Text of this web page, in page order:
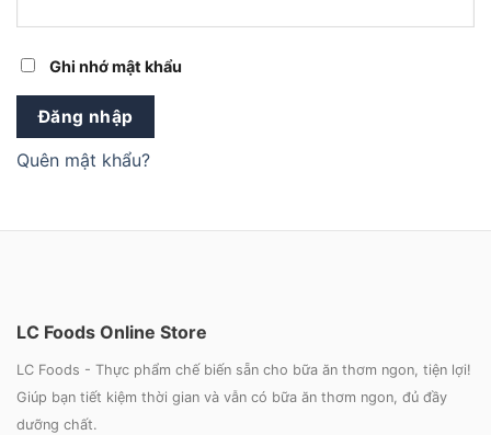
Ghi nhớ mật khẩu
Đăng nhập
Quên mật khẩu?
LC Foods Online Store
LC Foods - Thực phẩm chế biến sẵn cho bữa ăn thơm ngon, tiện lợi!
Giúp bạn tiết kiệm thời gian và vẫn có bữa ăn thơm ngon, đủ đầy
dưỡng chất.